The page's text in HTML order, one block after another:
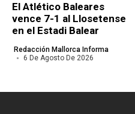
El Atlético Baleares
vence 7-1 al Llosetense
en el Estadi Balear
Redacción Mallorca Informa
6 De Agosto De 2026